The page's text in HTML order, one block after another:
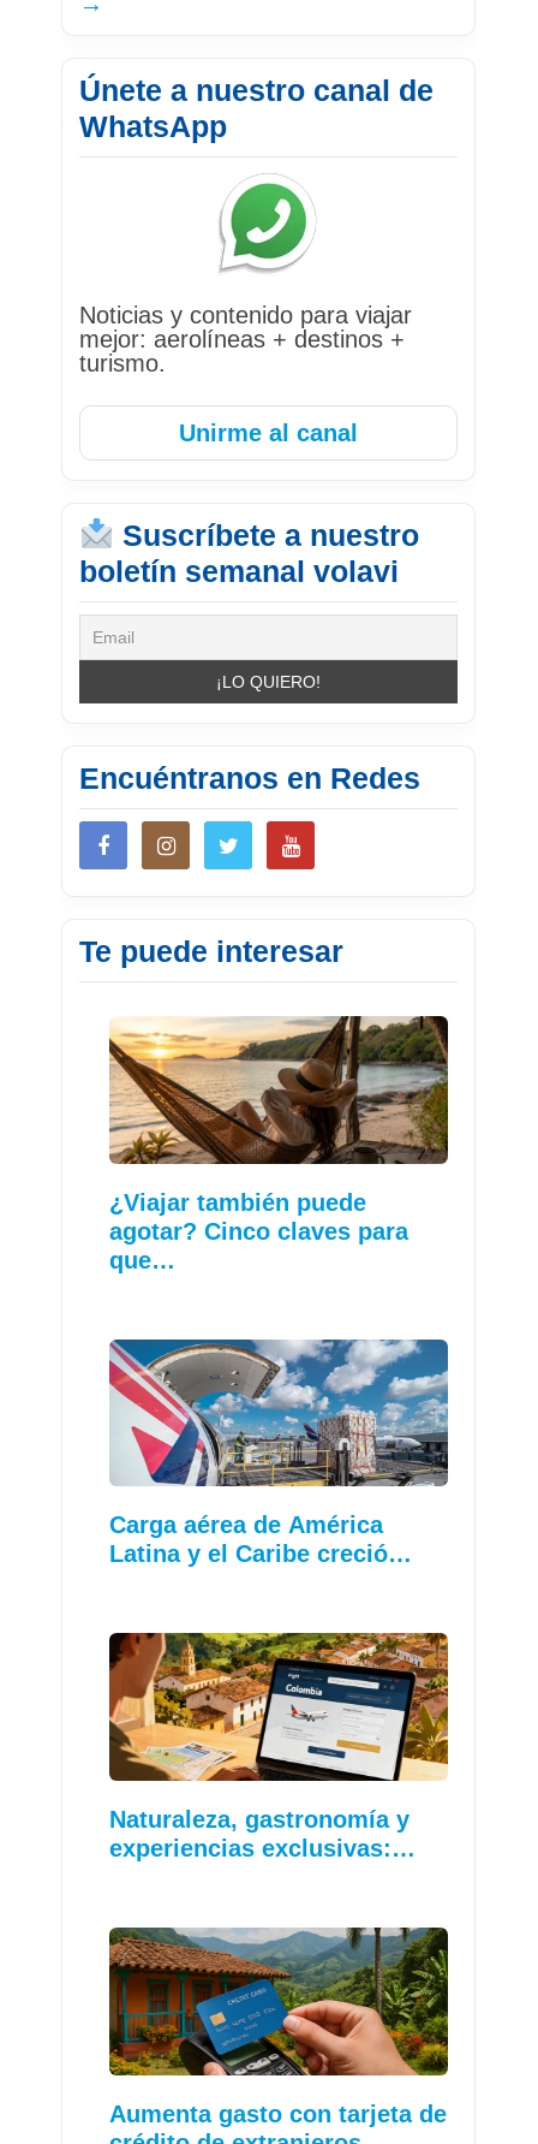
Únete a nuestro canal de
WhatsApp
Noticias y contenido para viajar
mejor: aerolíneas + destinos +
turismo.
Unirme al canal
Suscríbete a nuestro
boletín semanal volavi
Encuéntranos en Redes
Te puede interesar
¿Viajar también puede
agotar? Cinco claves para
que…
Carga aérea de América
Latina y el Caribe creció…
Naturaleza, gastronomía y
experiencias exclusivas:…
Aumenta gasto con tarjeta de